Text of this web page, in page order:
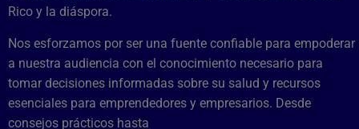
Rico y la diáspora.
Nos esforzamos por ser una fuente confiable para empoderar
a nuestra audiencia con el conocimiento necesario para
tomar decisiones informadas sobre su salud y recursos
esenciales para emprendedores y empresarios. Desde
consejos prácticos hasta